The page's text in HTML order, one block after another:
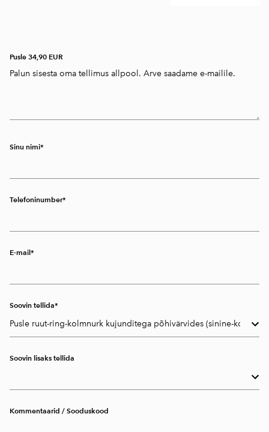
Pusle 34,90 EUR
Sinu nimi
Telefoninumber
E-mail
Soovin tellida
Soovin lisaks tellida
Kommentaarid / Sooduskood